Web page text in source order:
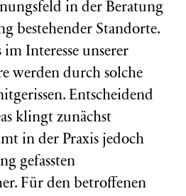
in der Beratung
bestehender Standorte.
Interesse unserer
werden durch solche
Entscheidend
klingt zunächst
in der Praxis jedoch
gefassten
Für den betroffenen